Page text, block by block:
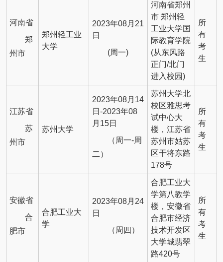
河南省
郑
州市
郑州轻工业
大学
2023年08月21
日
(周一)
河南省郑州
市 郑州轻
工业大学国
际教育学院
(从东风路
正门/北门
进入校园)
所
有
考
生
江苏省
苏
州市
苏州大学
2023年08月14
日-2023年08
月15日
（周一-周
二）
苏州大学北
校区雅思考
试中心大
楼，江苏省
苏州市姑苏
区干将东路
178号
所
有
考
生
安徽省
合
肥市
合肥工业大
学
2023年08月24
日
（周四）
合肥工业大
学第八教学
楼，安徽省
合肥市经济
技术开发区
大学城翡翠
路420号
所
有
考
生